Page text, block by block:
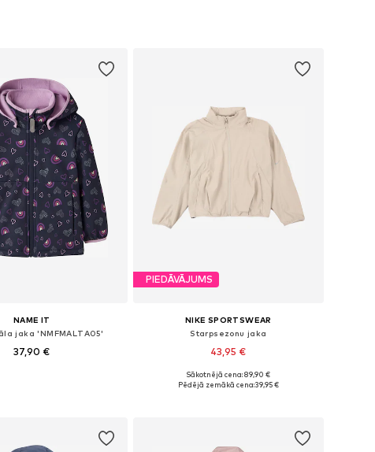
NAME IT
jaka 'NMFMALTA05'
37,90 €
PIEDĀVĀJUMS
NIKE SPORTSWEAR
Starpsezonu jaka
43,95 €
Pieejams daudzos izmēros
Sākotnējā cena: 89,90 €
Pēdējā zemākā cena:39,95 €